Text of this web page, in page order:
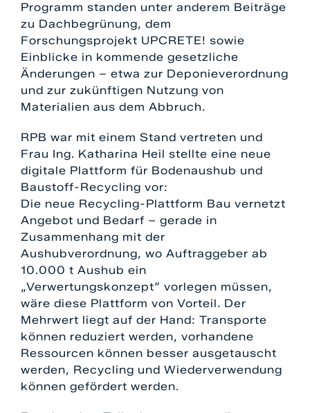
Programm standen unter anderem Beiträge
zu Dachbegrünung, dem
Forschungsprojekt UPCRETE! sowie
Einblicke in kommende gesetzliche
Änderungen – etwa zur Deponieverordnung
und zur zukünftigen Nutzung von
Materialien aus dem Abbruch.
RPB war mit einem Stand vertreten und
Frau Ing. Katharina Heil stellte eine neue
digitale Plattform für Bodenaushub und
Baustoff-Recycling vor:
Die neue Recycling-Plattform Bau vernetzt
Angebot und Bedarf – gerade in
Zusammenhang mit der
Aushubverordnung, wo Auftraggeber ab
10.000 t Aushub ein
„Verwertungskonzept“ vorlegen müssen,
wäre diese Plattform von Vorteil. Der
Mehrwert liegt auf der Hand: Transporte
können reduziert werden, vorhandene
Ressourcen können besser ausgetauscht
werden, Recycling und Wiederverwendung
können gefördert werden.